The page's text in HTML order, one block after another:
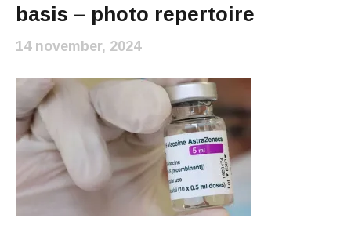
basis – photo repertoire
14 november, 2024